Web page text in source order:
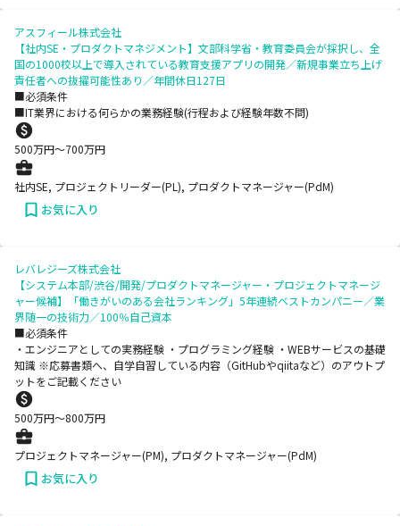
アスフィール株式会社
【社内SE・プロダクトマネジメント】文部科学省・教育委員会が採択し、全
国の1000校以上で導入されている教育支援アプリの開発／新規事業立ち上げ
責任者への抜擢可能性あり／年間休日127日
■必須条件
■IT業界における何らかの業務経験(行程および経験年数不問)
500万円〜700万円
社内SE, プロジェクトリーダー(PL), プロダクトマネージャー(PdM)
お気に入り
レバレジーズ株式会社
【システム本部/渋谷/開発/プロダクトマネージャー・プロジェクトマネージ
ャー候補】「働きがいのある会社ランキング」5年連続ベストカンパニー／業
界随一の技術力／100％自己資本
■必須条件
・エンジニアとしての実務経験 ・プログラミング経験 ・WEBサービスの基礎
知識 ※応募書類へ、自学自習している内容（GitHubやqiitaなど）のアウトプ
ットをご記載ください
500万円〜800万円
プロジェクトマネージャー(PM), プロダクトマネージャー(PdM)
お気に入り